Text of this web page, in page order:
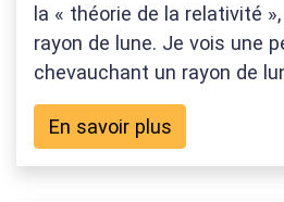
la « théorie de la relativité
rayon de lune. Je vois une
chevauchant un rayon de
En savoir plus